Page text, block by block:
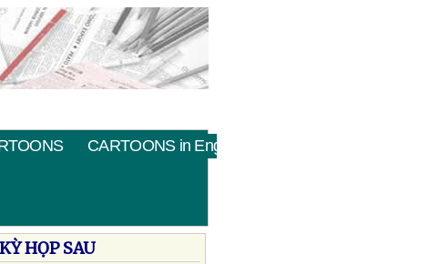
CARTOONS in English
HỌP SAU